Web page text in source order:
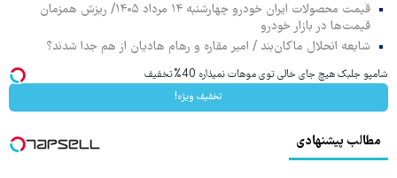
قیمت محصولات ایران خودرو چهارشنبه ۱۴ مرداد ۱۴۰۵/ ریزش همزمان
قیمت‌ها در بازار خودرو
شایعه انحلال ماکان‌بند / امیر مقاره و رهام هادیان از هم جدا شدند؟
شامپو جلبک هیچ جای خالی توی موهات نمیذاره 40%تخفیف
تخفیف ویژه!
مطالب پیشنهادی